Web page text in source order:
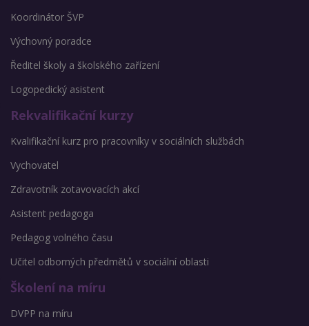
Koordinátor ŠVP
Výchovný poradce
Ředitel školy a školského zařízení
Logopedický asistent
Rekvalifikační kurzy
Kvalifikační kurz pro pracovníky v sociálních službách
Vychovatel
Zdravotník zotavovacích akcí
Asistent pedagoga
Pedagog volného času
Učitel odborných předmětů v sociální oblasti
Školení na míru
DVPP na míru